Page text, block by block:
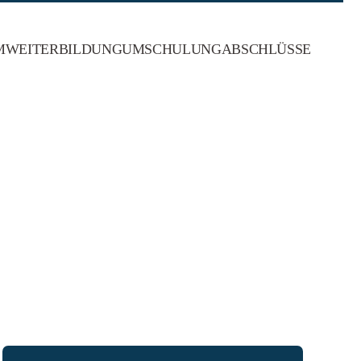
WEITERBILDUNGUMSCHULUNGABSCHLÜSSE